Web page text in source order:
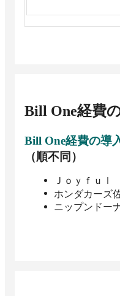
Bill One経費
Bill One経費の導
（順不同）
Ｊｏｙｆｕ
ホンダカーズ
ニップンドー